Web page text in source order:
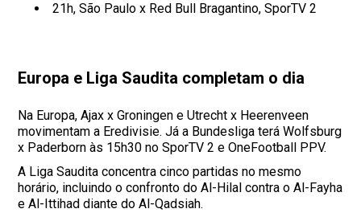
21h, São Paulo x Red Bull Bragantino, SporTV 2
Europa e Liga Saudita completam o dia
Na Europa, Ajax x Groningen e Utrecht x Heerenveen
movimentam a Eredivisie. Já a Bundesliga terá Wolfsburg
x Paderborn às 15h30 no SporTV 2 e OneFootball PPV.
A Liga Saudita concentra cinco partidas no mesmo
horário, incluindo o confronto do Al-Hilal contra o Al-Fayha
e Al-Ittihad diante do Al-Qadsiah.